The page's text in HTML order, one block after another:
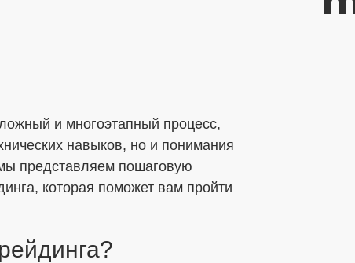
и многоэтапный процесс,
навыков, но и понимания
представляем пошаговую
которая поможет вам пройти